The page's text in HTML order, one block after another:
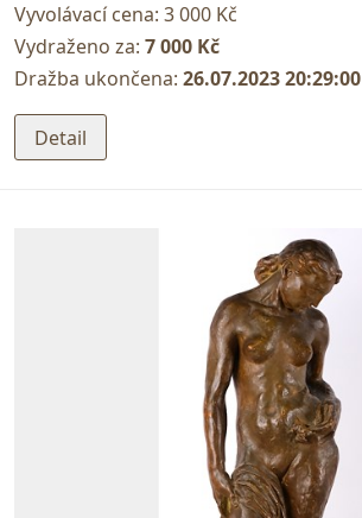
Vyvolávací cena: 3 000 Kč
Vydraženo za: 7 000 Kč
Dražba ukončena: 26.07.2023 20:29:00
Detail